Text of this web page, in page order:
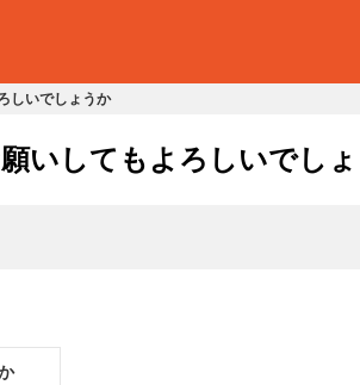
しいでしょうか
いしてもよろしいでし